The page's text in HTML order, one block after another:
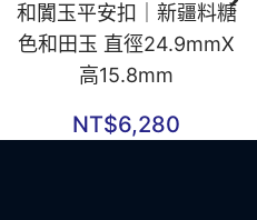
和闐玉平安扣｜新疆料糖
色和田玉 直徑24.9mmX
高15.8mm
NT$6,280